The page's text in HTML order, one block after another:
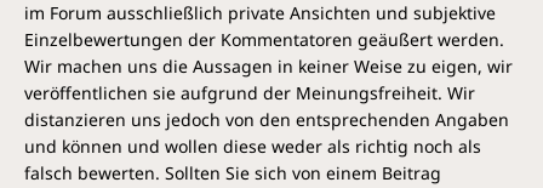
im Forum ausschließlich private Ansichten und subjektive
Einzelbewertungen der Kommentatoren geäußert werden.
Wir machen uns die Aussagen in keiner Weise zu eigen, wir
veröffentlichen sie aufgrund der Meinungsfreiheit. Wir
distanzieren uns jedoch von den entsprechenden Angaben
und können und wollen diese weder als richtig noch als
falsch bewerten. Sollten Sie sich von einem Beitrag